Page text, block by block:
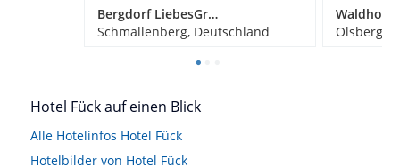
Bergdorf LiebesGrün
Schmallenberg, Deutschland
Olsberg,
Hotel Fück auf einen Blick
Alle Hotelinfos Hotel Fück
Hotelbilder von Hotel Fück